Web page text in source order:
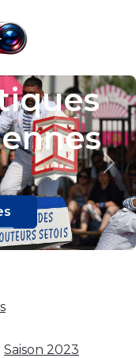
Saison 2023